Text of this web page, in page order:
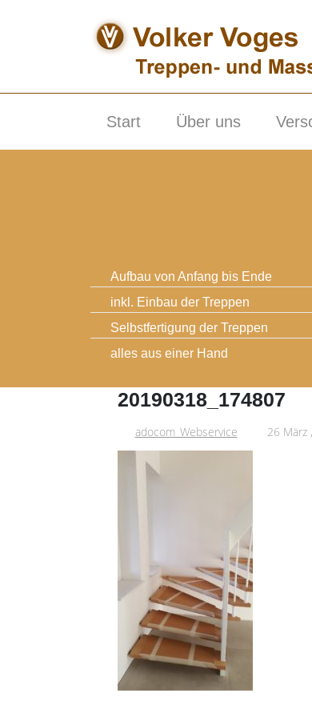
Start Über uns
Aufbau von Anfang bis Ende
inkl. Einbau der Treppen
Selbstfertigung der Treppen
alles aus einer Hand
20190318_174807
adocom_Webservice 26 März